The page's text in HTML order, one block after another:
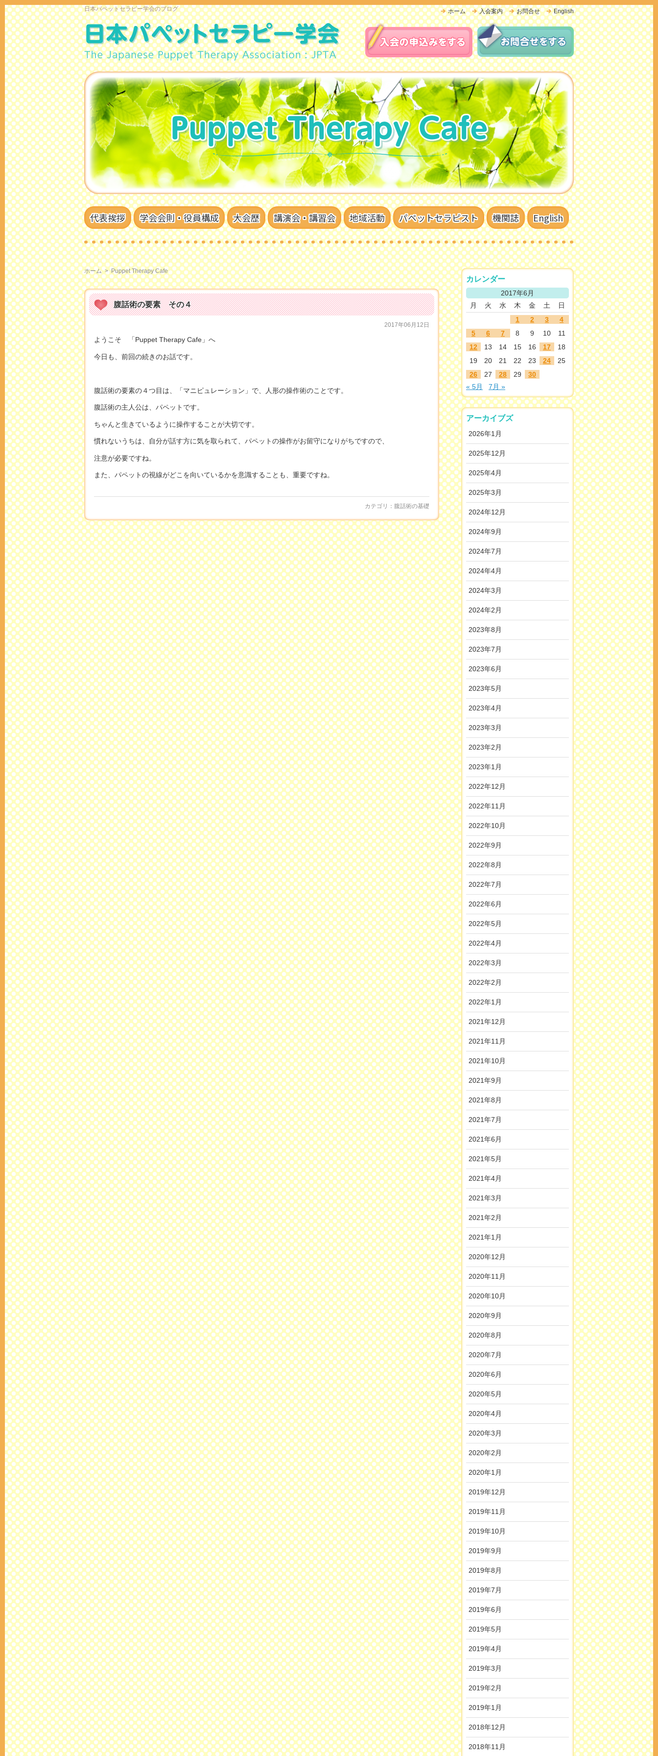
日本パペットセラピー学会のブログ ホーム 入会案内 お問合せ English
代表挨拶 学会会則・役員構成 大会歴 講演会・講習会 地域活動 パペットセラピスト 機関誌 English
ホーム > Puppet Therapy Cafe
腹話術の要素 その４
2017年06月12日
ようこそ 「Puppet Therapy Cafe」へ
今日も、前回の続きのお話です。
腹話術の要素の４つ目は、「マニピュレーション」で、人形の操作術のことです。
腹話術の主人公は、パペットです。
ちゃんと生きているように操作することが大切です。
慣れないうちは、自分が話す方に気を取られて、パペットの操作がお留守になりがちですので、
注意が必要ですね。
また、パペットの視線がどこを向いているかを意識することも、重要ですね。
カテゴリ： 腹話術の基礎
カレンダー
2017年6月
月
火 水 木 金 土
日
1
2 3
4
5
6 7 8 9 10
11
12
13 14 15 16 17
18
19
20 21 22 23 24
25
26
27 28 29
30
« 5月
7月 »
アーカイブズ
2026年1月
2025年12月
2025年4月
2025年3月
2024年12月
2024年9月
2024年7月
2024年4月
2024年3月
2024年2月
2023年8月
2023年7月
2023年6月
2023年5月
2023年4月
2023年3月
2023年2月
2023年1月
2022年12月
2022年11月
2022年10月
2022年9月
2022年8月
2022年7月
2022年6月
2022年5月
2022年4月
2022年3月
2022年2月
2022年1月
2021年12月
2021年11月
2021年10月
2021年9月
2021年8月
2021年7月
2021年6月
2021年5月
2021年4月
2021年3月
2021年2月
2021年1月
2020年12月
2020年11月
2020年10月
2020年9月
2020年8月
2020年7月
2020年6月
2020年5月
2020年4月
2020年3月
2020年2月
2020年1月
2019年12月
2019年11月
2019年10月
2019年9月
2019年8月
2019年7月
2019年6月
2019年5月
2019年4月
2019年3月
2019年2月
2019年1月
2018年12月
2018年11月